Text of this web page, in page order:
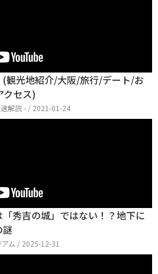
観光地紹介/大阪/旅行/デート/お
セス)
速解説 - / 2021-01-24
「秀吉の城」ではない！？地下に
ム / 2025-12-31